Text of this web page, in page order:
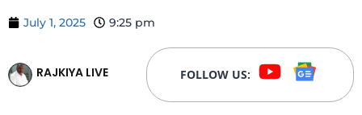
July 1, 2025 9:25 pm
RAJKIYA LIVE FOLLOW US: